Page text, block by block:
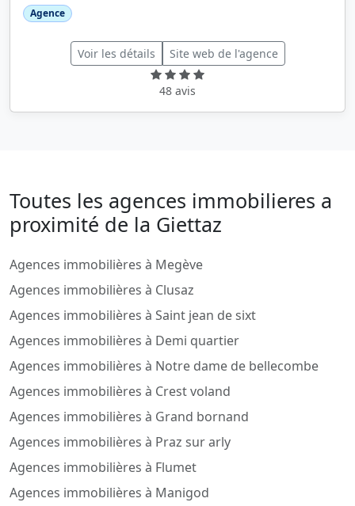
Agence
Voir les détails Site web de l'agence
48 avis
Toutes les agences immobilieres a
proximité de la Giettaz
Agences immobilières à Megève
Agences immobilières à Clusaz
Agences immobilières à Saint jean de sixt
Agences immobilières à Demi quartier
Agences immobilières à Notre dame de bellecombe
Agences immobilières à Crest voland
Agences immobilières à Grand bornand
Agences immobilières à Praz sur arly
Agences immobilières à Flumet
Agences immobilières à Manigod